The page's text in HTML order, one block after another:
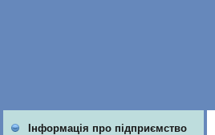
Інформація про підприємство